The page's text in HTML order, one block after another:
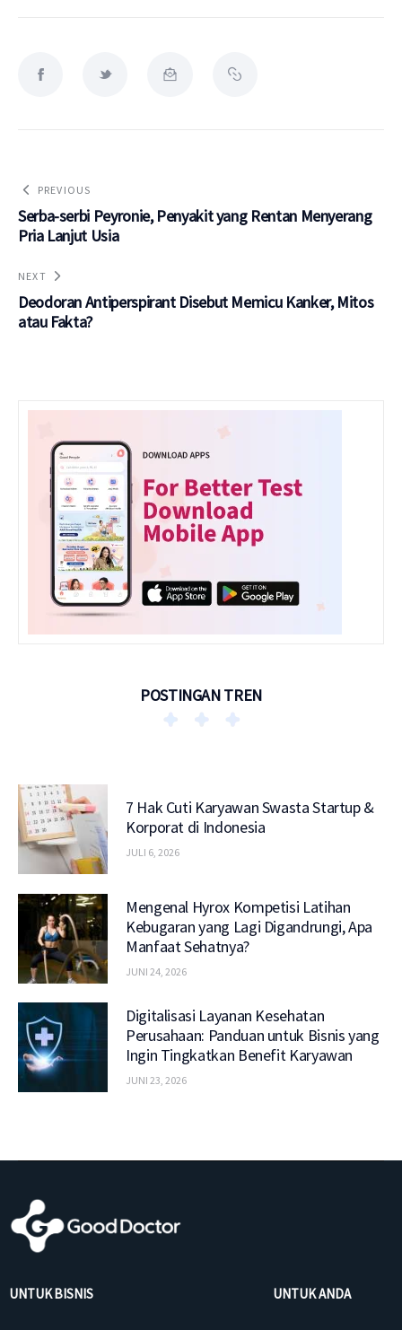
PREVIOUS
Serba-serbi Peyronie, Penyakit yang Rentan Menyerang
Pria Lanjut Usia
NEXT
Deodoran Antiperspirant Disebut Memicu Kanker, Mitos
atau Fakta?
POSTINGAN TREN
7 Hak Cuti Karyawan Swasta Startup &
Korporat di Indonesia
JULI 6, 2026
Mengenal Hyrox Kompetisi Latihan
Kebugaran yang Lagi Digandrungi, Apa
Manfaat Sehatnya?
JUNI 24, 2026
Digitalisasi Layanan Kesehatan
Perusahaan: Panduan untuk Bisnis yang
Ingin Tingkatkan Benefit Karyawan
JUNI 23, 2026
UNTUK BISNIS UNTUK ANDA